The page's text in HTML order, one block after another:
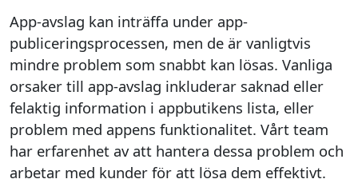
App-avslag kan inträffa under app-
publiceringsprocessen, men de är vanligtvis
mindre problem som snabbt kan lösas. Vanliga
orsaker till app-avslag inkluderar saknad eller
felaktig information i appbutikens lista, eller
problem med appens funktionalitet. Vårt team
har erfarenhet av att hantera dessa problem och
arbetar med kunder för att lösa dem effektivt.